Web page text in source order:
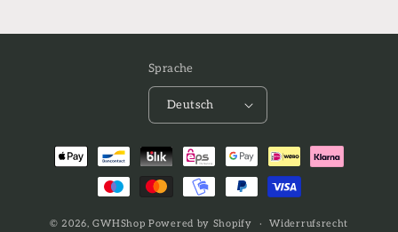
Sprache
Deutsch
Zahlungsmethoden
© 2026,GWHShop Powered by Shopify Widerrufsrecht